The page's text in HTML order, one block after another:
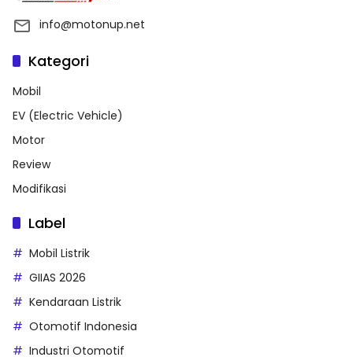
info@motonup.net
Kategori
Mobil
EV (Electric Vehicle)
Motor
Review
Modifikasi
Label
Mobil Listrik
GIIAS 2026
Kendaraan Listrik
Otomotif Indonesia
Industri Otomotif